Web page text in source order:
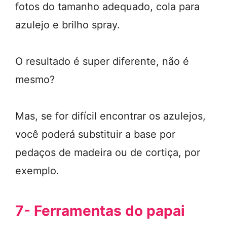
fotos do tamanho adequado, cola para
azulejo e brilho spray.
O resultado é super diferente, não é
mesmo?
Mas, se for difícil encontrar os azulejos,
você poderá substituir a base por
pedaços de madeira ou de cortiça, por
exemplo.
7- Ferramentas do papai